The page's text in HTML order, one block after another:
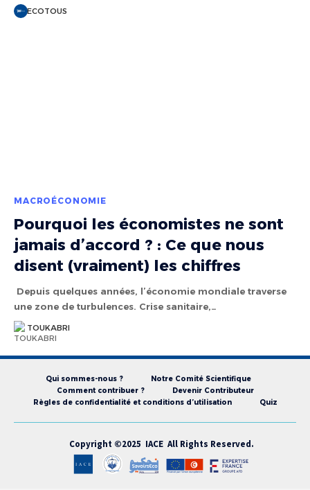
ECOTOUS
MACROÉCONOMIE
Pourquoi les économistes ne sont
jamais d’accord ? : Ce que nous
disent (vraiment) les chiffres
Depuis quelques années, l’économie mondiale traverse
une zone de turbulences. Crise sanitaire,…
TOUKABRI
Qui sommes-nous ?
Notre Comité Scientifique
Comment contribuer ?
Devenir Contributeur
Règles de confidentialité et conditions d’utilisation
Quiz
Copyright ©2025 IACE All Rights Reserved.